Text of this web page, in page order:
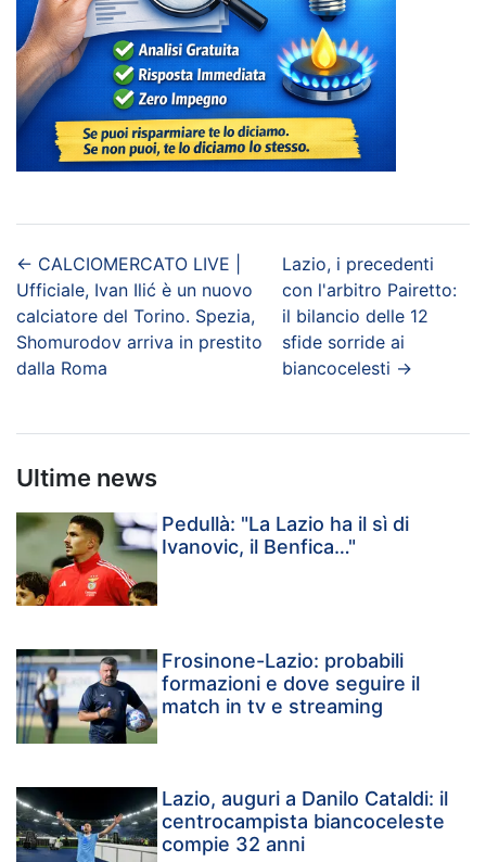
← CALCIOMERCATO LIVE |
Ufficiale, Ivan Ilić è un nuovo
calciatore del Torino. Spezia,
Shomurodov arriva in prestito
dalla Roma
Lazio, i precedenti
con l'arbitro Pairetto:
il bilancio delle 12
sfide sorride ai
biancocelesti →
Ultime news
Pedullà: "La Lazio ha il sì di
Ivanovic, il Benfica…"
Frosinone-Lazio: probabili
formazioni e dove seguire il
match in tv e streaming
Lazio, auguri a Danilo Cataldi: il
centrocampista biancoceleste
compie 32 anni